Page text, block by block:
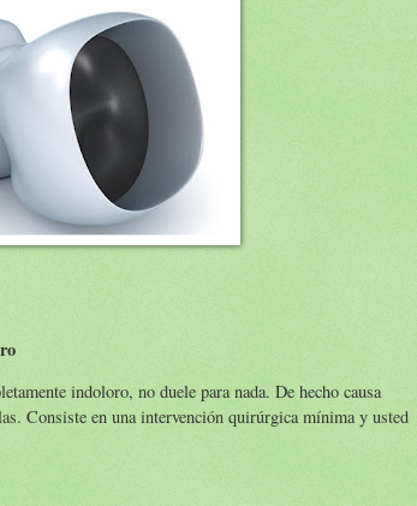
indoloro, no duele para nada. De hecho causa
Consiste en una intervención quirúrgica mínima y usted